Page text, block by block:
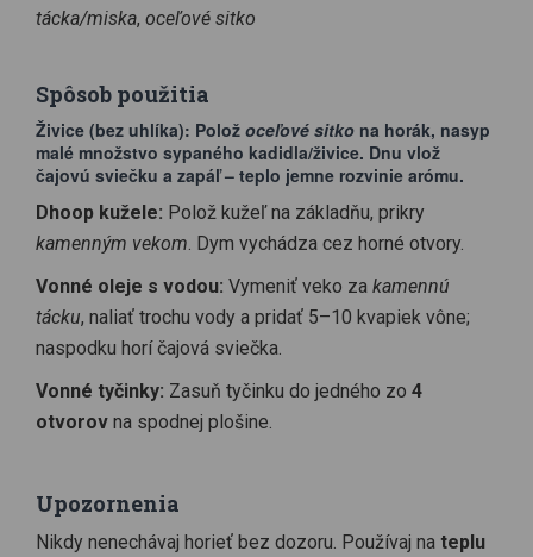
tácka/miska, oceľové sitko
Spôsob použitia
Živice (bez uhlíka): Polož oceľové sitko na horák, nasyp
malé množstvo sypaného kadidla/živice. Dnu vlož
čajovú sviečku a zapáľ – teplo jemne rozvinie arómu.
Dhoop kužele: Polož kužeľ na základňu, prikry
kamenným vekom. Dym vychádza cez horné otvory.
Vonné oleje s vodou: Vymeniť veko za kamennú
tácku, naliať trochu vody a pridať 5–10 kvapiek vône;
naspodku horí čajová sviečka.
Vonné tyčinky: Zasuň tyčinku do jedného zo 4
otvorov na spodnej plošine.
Upozornenia
Nikdy nenechávaj horieť bez dozoru. Používaj na teplu